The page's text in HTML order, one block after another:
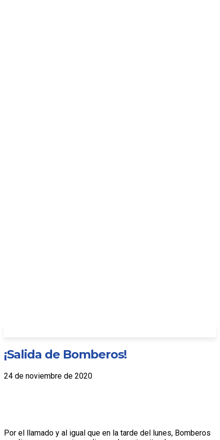
¡Salida de Bomberos!
24 de noviembre de 2020
Por el llamado y al igual que en la tarde del lunes, Bomberos